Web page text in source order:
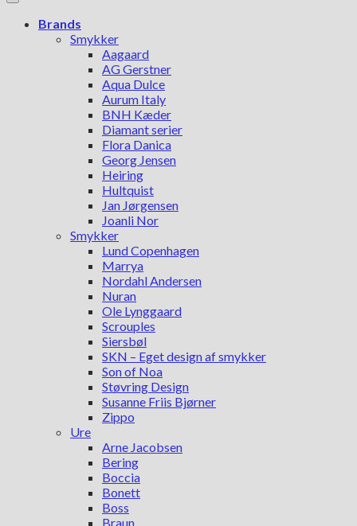
Brands
Smykker
Aagaard
AG Gerstner
Aqua Dulce
Aurum Italy
BNH Kæder
Diamant serier
Flora Danica
Georg Jensen
Heiring
Hultquist
Jan Jørgensen
Joanli Nor
Smykker
Lund Copenhagen
Marrya
Nordahl Andersen
Nuran
Ole Lynggaard
Scrouples
Siersbøl
SKN – Eget design af smykker
Son of Noa
Støvring Design
Susanne Friis Bjørner
Zippo
Ure
Arne Jacobsen
Bering
Boccia
Bonett
Boss
Braun